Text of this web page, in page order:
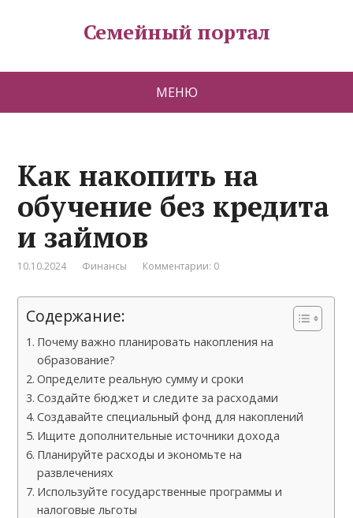
Семейный портал
МЕНЮ
Как накопить на
обучение без кредита
и займов
10.10.2024 Финансы Комментарии: 0
Содержание:
Почему важно планировать накопления на
образование?
Определите реальную сумму и сроки
Создайте бюджет и следите за расходами
Создавайте специальный фонд для накоплений
Ищите дополнительные источники дохода
Планируйте расходы и экономьте на
развлечениях
Используйте государственные программы и
налоговые льготы